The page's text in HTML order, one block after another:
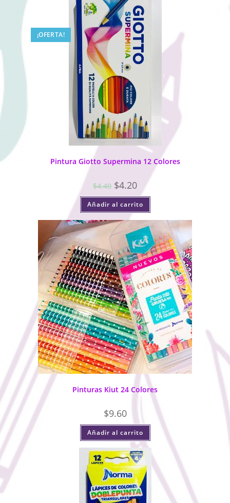
¡OFERTA!
Pintura Giotto Supermina 12 Colores
$4.40 $4.20
Añadir al carrito
Pinturas Kiut 24 Colores
$9.60
Añadir al carrito